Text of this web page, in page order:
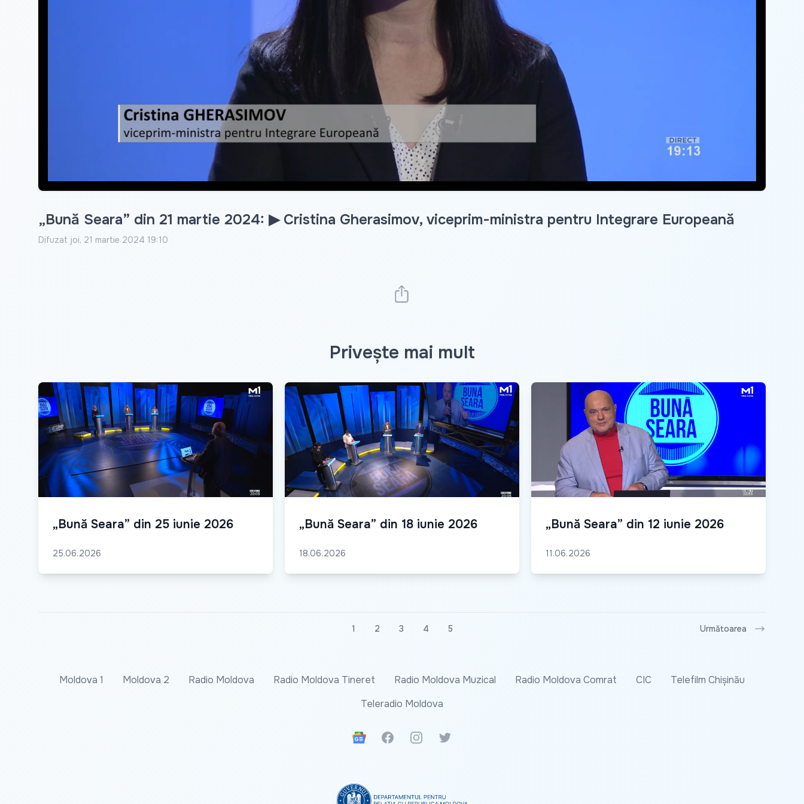
Video
„Bună Seara” din 21 martie 2024: ▶ Cristina Gherasimov, viceprim-ministra pentru Integrare Europeană
Difuzat joi, 21 martie 2024 19:10
Privește mai mult
„Bună Seara” din 25 iunie 2026
25.06.2026
„Bună Seara” din 18 iunie 2026
18.06.2026
„Bună Seara” din 12 iunie 2026
11.06.2026
1 2 3 4 5 Următoarea
Moldova 1 Moldova 2 Radio Moldova Radio Moldova Tineret Radio Moldova Muzical Radio Moldova Comrat CIC
Telefilm Chișinău
Teleradio Moldova
Google News
FacebookInstagramTwitter